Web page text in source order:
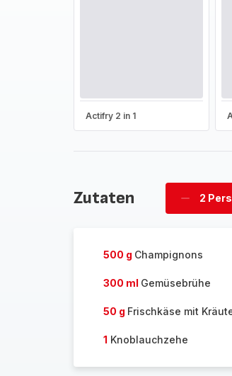
Actifry 2 in 1
Zutaten
Personen
2
500 g Champignons
300 ml Gemüsebrühe
50 g Frischkäse mit
1 Knoblauchzehe